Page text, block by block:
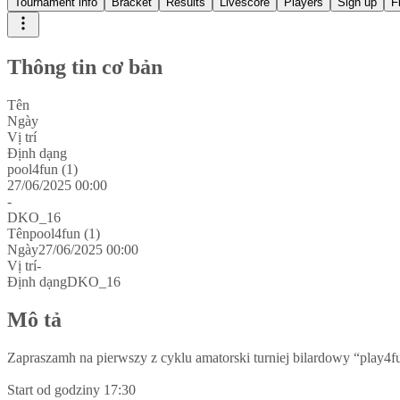
Thông tin cơ bản
Tên
Ngày
Vị trí
Định dạng
pool4fun (1)
27/06/2025 00:00
-
DKO_16
Tênpool4fun (1)
Ngày27/06/2025 00:00
Vị trí-
Định dạngDKO_16
Mô tả
Zapraszamh na pierwszy z cyklu amatorski turniej bilardowy
Start od godziny 17:30